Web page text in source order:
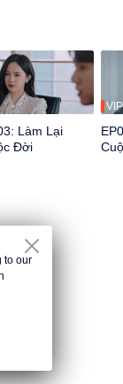
lắm cắn nhau
của hệ thống.
Làm Lại
Đời
VIP
to our